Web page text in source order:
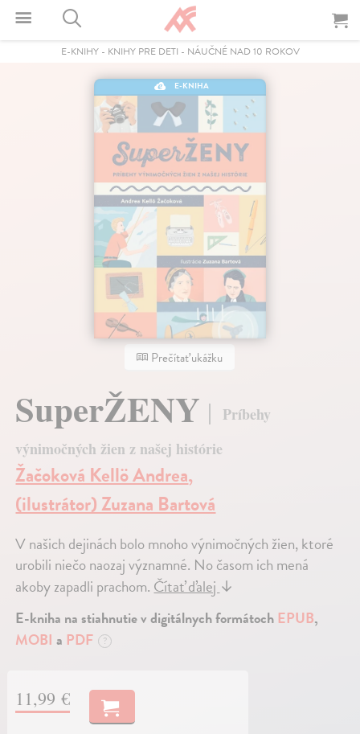
E-KNIHY- KNIHY PRE DETI - NÁUČNÉ NAD 10 ROKOV
E-KNIHA
Prečítať ukážku
SuperŽENY
Príbehy
výnimočných žien z našej histórie
Žačoková Kellö Andrea,
(ilustrátor) Zuzana Bartová
V našich dejinách bolo mnoho výnimočných žien, ktoré
urobili niečo naozaj významné. No časom ich mená
akoby zapadli prachom.Čítať ďalej↓
E-kniha na stiahnutie v digitálnych formátoch EPUB,
MOBI a PDF ?
11,99 €